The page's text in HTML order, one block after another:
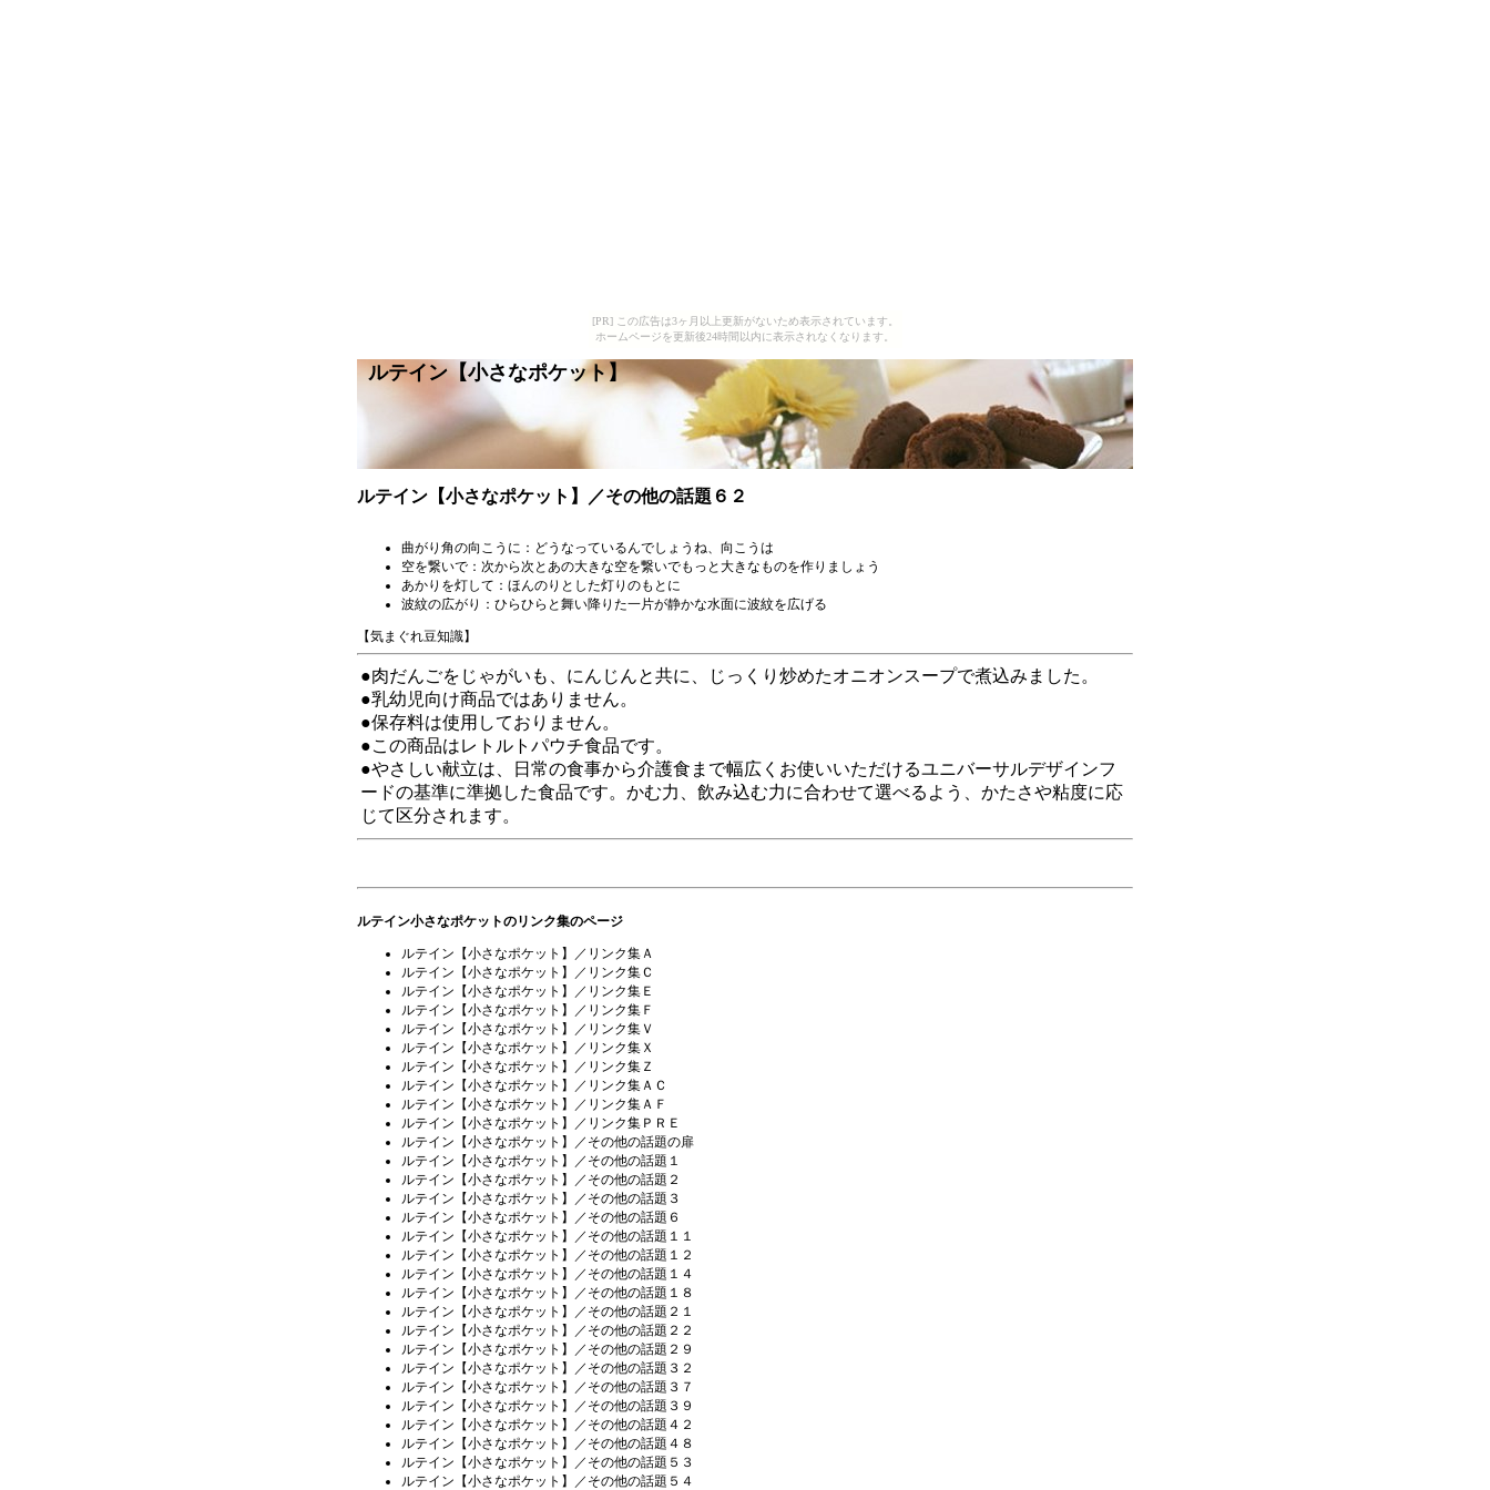
[PR] この広告は3ヶ月以上更新がないため表示されています。
ホームページを更新後24時間以内に表示されなくなります。
ルテイン【小さなポケット】
ルテイン【小さなポケット】／その他の話題６２
曲がり角の向こうに：どうなっているんでしょうね、向こうは
空を繋いで：次から次とあの大きな空を繋いでもっと大きなものを作りましょう
あかりを灯して：ほんのりとした灯りのもとに
波紋の広がり ：ひらひらと舞い降りた一片が静かな水面に波紋を広げる
【気まぐれ豆知識】
●肉だんごをじゃがいも、にんじんと共に、じっくり炒めたオニオンスープで煮込みました。
●乳幼児向け商品ではありません。
●保存料は使用しておりません。
●この商品はレトルトパウチ食品です。
●やさしい献立は、日常の食事から介護食まで幅広くお使いいただけるユニバーサルデザインフ
ードの基準に準拠した食品です。かむ力、飲み込む力に合わせて選べるよう、かたさや粘度に応
じて区分されます。
ルテイン小さなポケットのリンク集のページ
ルテイン【小さなポケット】／リンク集Ａ
ルテイン【小さなポケット】／リンク集Ｃ
ルテイン【小さなポケット】／リンク集Ｅ
ルテイン【小さなポケット】／リンク集Ｆ
ルテイン【小さなポケット】／リンク集Ｖ
ルテイン【小さなポケット】／リンク集Ｘ
ルテイン【小さなポケット】／リンク集Ｚ
ルテイン【小さなポケット】／リンク集ＡＣ
ルテイン【小さなポケット】／リンク集ＡＦ
ルテイン【小さなポケット】／リンク集ＰＲＥ
ルテイン【小さなポケット】／その他の話題の扉
ルテイン【小さなポケット】／その他の話題１
ルテイン【小さなポケット】／その他の話題２
ルテイン【小さなポケット】／その他の話題３
ルテイン【小さなポケット】／その他の話題６
ルテイン【小さなポケット】／その他の話題１１
ルテイン【小さなポケット】／その他の話題１２
ルテイン【小さなポケット】／その他の話題１４
ルテイン【小さなポケット】／その他の話題１８
ルテイン【小さなポケット】／その他の話題２１
ルテイン【小さなポケット】／その他の話題２２
ルテイン【小さなポケット】／その他の話題２９
ルテイン【小さなポケット】／その他の話題３２
ルテイン【小さなポケット】／その他の話題３７
ルテイン【小さなポケット】／その他の話題３９
ルテイン【小さなポケット】／その他の話題４２
ルテイン【小さなポケット】／その他の話題４８
ルテイン【小さなポケット】／その他の話題５３
ルテイン【小さなポケット】／その他の話題５４